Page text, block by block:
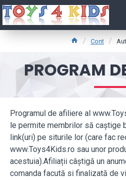
Cont
PROGRAM
Programul de afiliere al
le permite membrilor să caștige
link(uri) pe siturile lor (care fac
www.Toys4Kids.ro sau unor
acestuia).Afiliații câștigă un
comanda facută si finalizată de